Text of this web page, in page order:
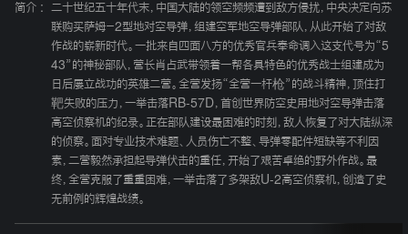
简介 :
二十世纪五十年代末，中国大陆的领空频频遭到敌方侵扰，中央决定向苏
联购买萨姆－2型地对空导弹，组建空军地空导弹部队，从此开始了对敌
作战的崭新时代。一批来自四面八方的优秀官兵奉命调入这支代号为“5
43”的神秘部队，营长肖占武带领着一帮各具特色的优秀战士组建成为
日后屡立战功的英雄二营。全营发扬“全营一杆枪”的战斗精神，顶住打
靶失败的压力，一举击落RB-57D，首创世界防空史用地对空导弹击落
高空侦察机的纪录。正在部队建设最困难的时刻，敌人恢复了对大陆纵深
的侦察。面对专业技术难题、人员伤亡不整、导弹零配件短缺等不利因
素，二营毅然承担起导弹伏击的重任，开始了艰苦卓绝的野外作战。最
终，全营克服了重重困难，一举击落了多架敌U-2高空侦察机，创造了史
无前例的辉煌战绩。